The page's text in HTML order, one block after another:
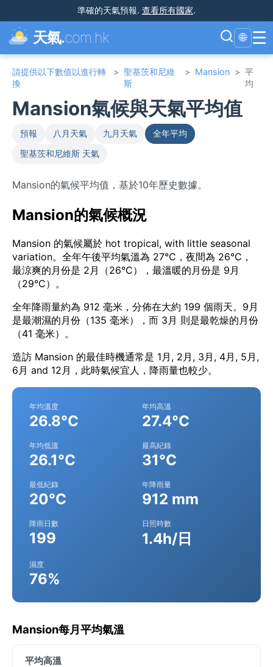
準確的天氣預報. 查看所有國家.
天氣.com.hk 🌐 ☰
請提供以下數值以進行轉
換
> 聖基茨和尼維
斯
> Mansion > 平
均
Mansion氣候與天氣平均值
預報 八月天氣 九月天氣
全年平均
聖基茨和尼維斯 天氣
Mansion的氣候平均值，基於10年歷史數據。
Mansion的氣候概況
Mansion 的氣候屬於 hot tropical, with little seasonal
variation。全年午後平均氣溫為 27°C，夜間為 26°C，
最涼爽的月份是 2月（26°C），最溫暖的月份是 9月
（29°C）。
全年降雨量約為 912 毫米，分佈在大約 199 個雨天。9月
是最潮濕的月份（135 毫米），而 3月 則是最乾燥的月份
（41 毫米）。
造訪 Mansion 的最佳時機通常是 1月, 2月, 3月, 4月, 5月,
6月 and 12月，此時氣候宜人，降雨量也較少。
年均溫度
26.8°C
年均高溫
27.4°C
年均低溫
26.1°C
最高紀錄
31°C
最低紀錄
20°C
年降雨量
912 mm
降雨日數
199
日照時數
1.4h/日
濕度
76%
Mansion每月平均氣溫
平均高溫